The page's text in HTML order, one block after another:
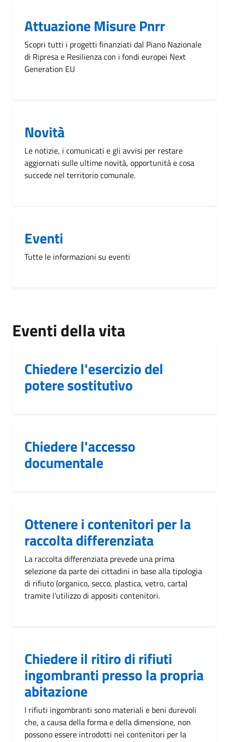
Attuazione Misure Pnrr
Scopri tutti i progetti finanziati dal Piano Nazionale
di Ripresa e Resilienza con i fondi europei Next
Generation EU
Novità
Le notizie, i comunicati e gli avvisi per restare
aggiornati sulle ultime novità, opportunità e cosa
succede nel territorio comunale.
Eventi
Tutte le informazioni su eventi
Eventi della vita
Chiedere l'esercizio del
potere sostitutivo
Chiedere l'accesso
documentale
Ottenere i contenitori per la
raccolta differenziata
La raccolta differenziata prevede una prima
selezione da parte dei cittadini in base alla tipologia
di rifiuto (organico, secco, plastica, vetro, carta)
tramite l’utilizzo di appositi contenitori.
Chiedere il ritiro di rifiuti
ingombranti presso la propria
abitazione
I rifiuti ingombranti sono materiali e beni durevoli
che, a causa della forma e della dimensione, non
possono essere introdotti nei contenitori per la